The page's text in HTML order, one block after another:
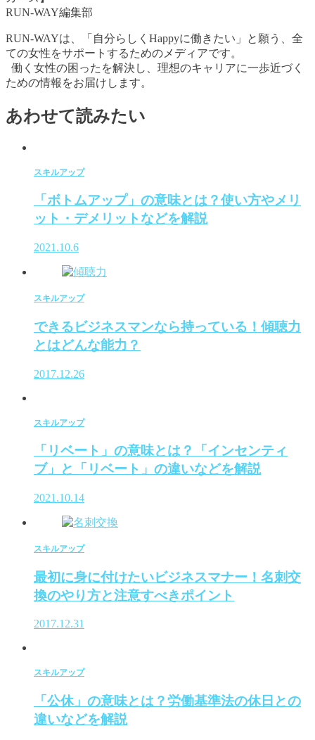
RUN-WAY編集部
RUN-WAYは、「自分らしくHappyに働きたい」と願う、全
ての女性をサポートするためのメディアです。
働く女性の困ったを解決し、理想のキャリアに一歩近づく
ための情報をお届けします。
あわせて読みたい
スキルアップ
「ボトムアップ」の意味とは？使い方やメリ
ット・デメリットなどを解説
2021.10.6
スキルアップ
できるビジネスマンなら持っている！傾聴力
とはどんな能力？
2017.12.26
スキルアップ
「リベート」の意味とは？「インセンティ
ブ」と「リベート」の違いなどを解説
2021.10.14
スキルアップ
最初に身に付けたいビジネスマナー！名刺交
換のやり方と注意すべきポイント
2017.12.31
スキルアップ
「公休」の意味とは？労働基準法の休日との
違いなどを解説